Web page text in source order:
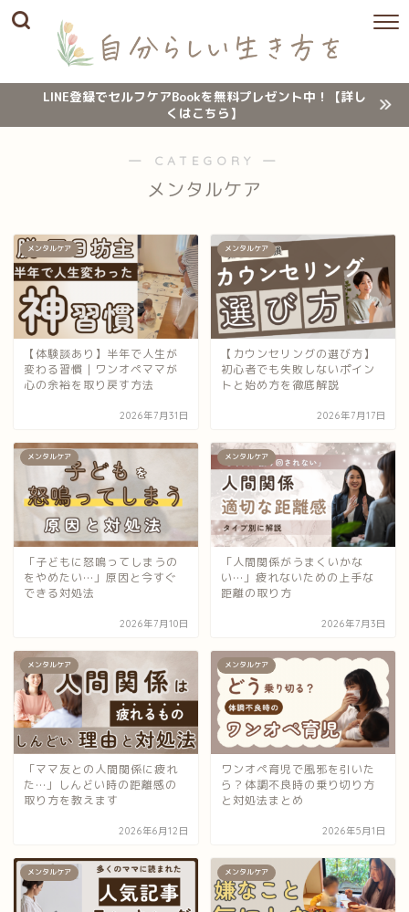
LINE登録でセルフケアBookを無料プレゼント中！【詳し
くはこちら】
― CATEGORY ―
メンタルケア
メンタルケア
【体験談あり】半年で人生が
変わる習慣｜ワンオペママが
心の余裕を取り戻す方法
2026年7月31日
メンタルケア
【カウンセリングの選び方】
初心者でも失敗しないポイン
トと始め方を徹底解説
2026年7月17日
メンタルケア
「子どもに怒鳴ってしまうの
をやめたい…」原因と今すぐ
できる対処法
2026年7月10日
メンタルケア
「人間関係がうまくいかな
い…」疲れないための上手な
距離の取り方
2026年7月3日
メンタルケア
「ママ友との人間関係に疲れ
た…」しんどい時の距離感の
取り方を教えます
2026年6月12日
メンタルケア
ワンオペ育児で風邪を引いた
ら？体調不良時の乗り切り方
と対処法まとめ
2026年5月1日
メンタルケア メンタルケア